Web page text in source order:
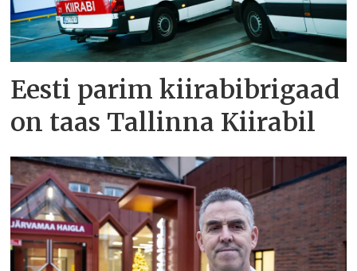
Eesti parim kiirabibrigaad
on taas Tallinna Kiirabil